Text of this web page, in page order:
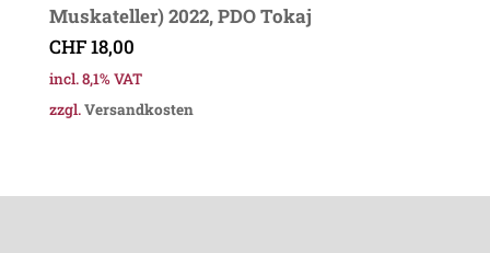
Muskateller) 2022, PDO Tokaj
CHF18,00
incl. 8,1% VAT
zzgl.Versandkosten